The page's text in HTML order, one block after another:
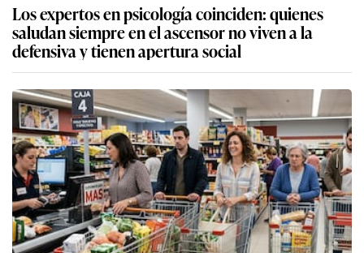
Los expertos en psicología coinciden: quienes
saludan siempre en el ascensor no viven a la
defensiva y tienen apertura social